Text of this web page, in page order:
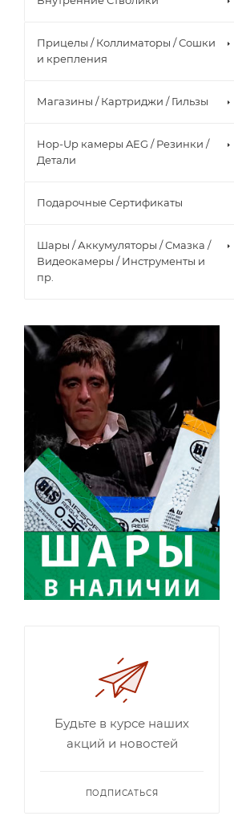
Прицелы / Коллиматоры / Сошки
и крепления
Магазины / Картриджи / Гильзы
Hop-Up камеры AEG / Резинки /
Детали
Подарочные Сертификаты
Шары / Аккумуляторы / Смазка /
Видеокамеры / Инструменты и
пр.
Будьте в курсе наших
акций и новостей
ПОДПИСАТЬСЯ